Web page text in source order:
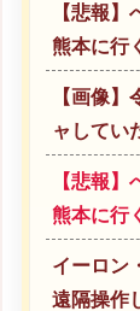
【悲報
熊本に行
【画像
ャしてい
【悲報
熊本に行
イーロン
遠隔操作